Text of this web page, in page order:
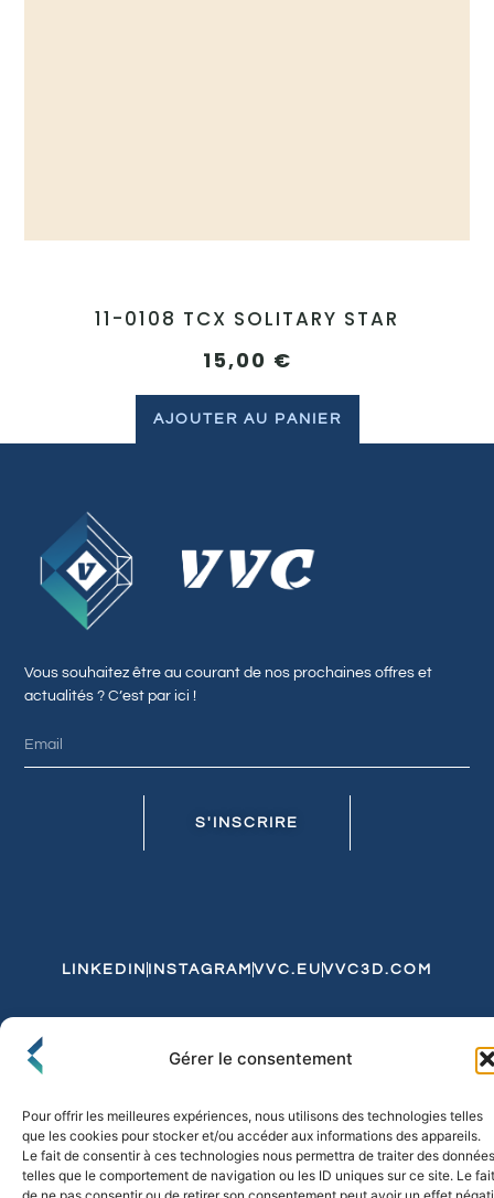
Gérer le consentement
Pour offrir les meilleures expériences, nous utilisons des technologies telles
que les cookies pour stocker et/ou accéder aux informations des appareils.
Le fait de consentir à ces technologies nous permettra de traiter des données
telles que le comportement de navigation ou les ID uniques sur ce site. Le fait
11-0108 TCX SOLITARY STAR
15,00 €
AJOUTER AU PANIER
Vous souhaitez être au courant de nos prochaines offres et
actualités ? C’est par ici !
S'INSCRIRE
LINKEDIN INSTAGRAM VVC.EU VVC3D.COM
Politique de Confidentialité et de CookiesExpédition et Livraison
© 2026 FLO & CO. All Rights Reserved